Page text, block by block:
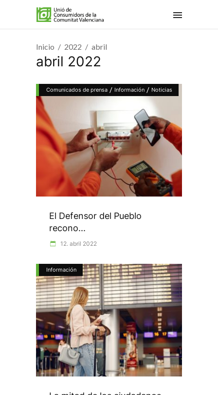
Inicio 2022 abril
abril 2022
Comunicados de prensa / Información / Noticias
El Defensor del Pueblo
recono...
12. abril 2022
Información